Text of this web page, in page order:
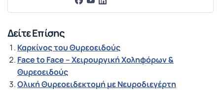
Δείτε Επίσης
Καρκίνος του Θυρεοειδούς
Face to Face – Χειρουργική Χοληφόρων &
Θυρεοειδούς
Ολική Θυρεοειδεκτομή με Νευροδιεγέρτη